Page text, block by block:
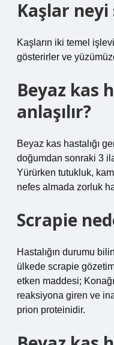
Kaşlar
Kaşların iki temel
gösterirler ve
Beyaz kas
anlaşılır?
Beyaz kas hastalığı
doğumdan sonraki 3
Yürürken tutukluk,
nefes almada zorluk
Scrapie
Hastalığın durumu
ülkede scrapie
etken maddesi;
reaksiyona giren ve
prion proteinidir.